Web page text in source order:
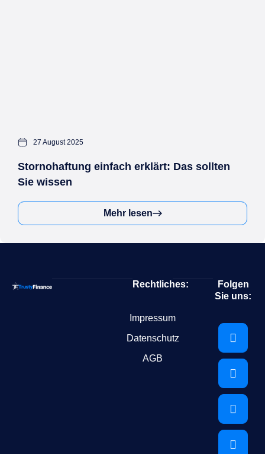
27 August 2025
Stornohaftung einfach erklärt: Das sollten
Sie wissen
Mehr lesen
Rechtliches:
Impressum
Datenschutz
AGB
Folgen
Sie uns: